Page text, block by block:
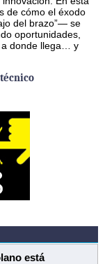
de cómo el éxodo
del brazo”— se
oportunidades,
a donde llega… y
está